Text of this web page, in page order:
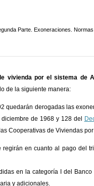
Parte. Exoneraciones.
vivienda por el sistema de
de la siguiente manera:
quedarán derogadas las
de 1968 y 128 del
Cooperativas de Viviendas
regirán en cuanto al pago del
en la categoría I del
y adicionales.